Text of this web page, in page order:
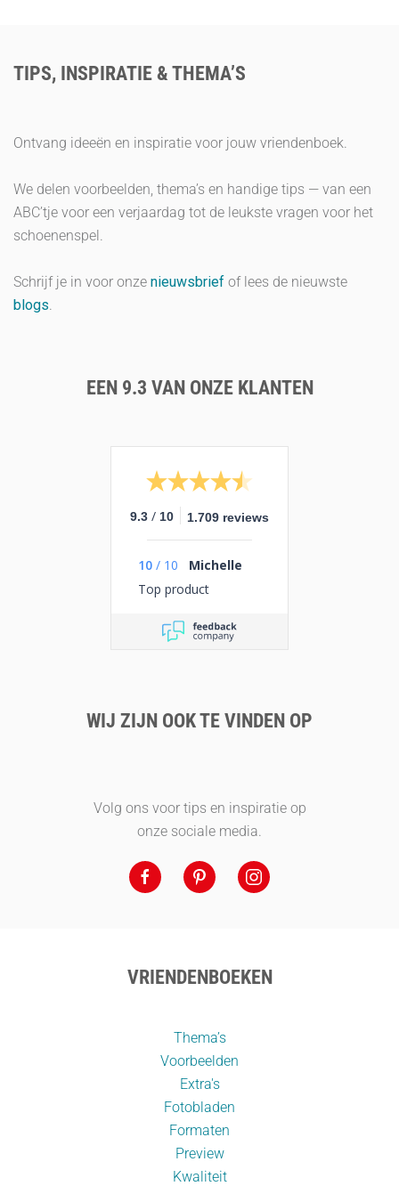
TIPS, INSPIRATIE & THEMA’S
Ontvang ideeën en inspiratie voor jouw vriendenboek.
We delen voorbeelden, thema’s en handige tips — van een
ABC’tje voor een verjaardag tot de leukste vragen voor het
schoenenspel.
Schrijf je in voor onze nieuwsbrief of lees de nieuwste
blogs.
EEN 9.3 VAN ONZE KLANTEN
9.3 / 10 1.709 reviews
10 / 10
Michelle
Top product
WIJ ZIJN OOK TE VINDEN OP
Volg ons voor tips en inspiratie op
onze sociale media.
VRIENDENBOEKEN
Thema’s
Voorbeelden
Extra's
Fotobladen
Formaten
Preview
Kwaliteit